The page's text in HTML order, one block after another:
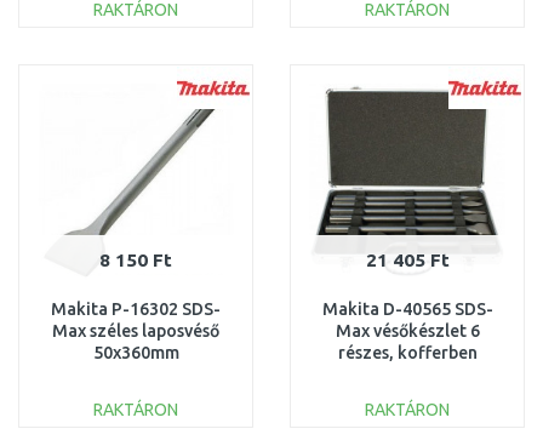
RAKTÁRON
Összehasonlítás
RAKTÁRON
Összehasonlítás
8 150 Ft
Makita P-16302 SDS-
Max széles laposvéső
50x360mm
RAKTÁRON
21 405 Ft
Makita D-40565 SDS-
Max vésőkészlet 6
részes, kofferben
RAKTÁRON